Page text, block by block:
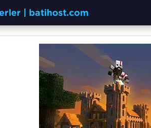
| batihost.com